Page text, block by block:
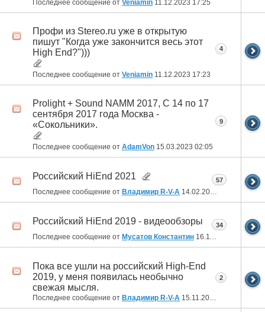
Последнее сообщение от Veniamin 11.12.2023 17:25
Профи из Stereo.ru уже в открытую
пишут "Когда уже закончится весь этот
High End?")))
Последнее сообщение от Veniamin 11.12.2023 17:23
4
Prolight + Sound NAMM 2017, С 14 по 17
сентября 2017 года Москва -
«Сокольники».
Последнее сообщение от AdamVon 15.03.2023 02:05
9
Российский HiEnd 2021
Последнее сообщение от Владимир R-V-A 14.02.2022
57
Российский HiEnd 2019 - видеообзоры
Последнее сообщение от Мусатов Константин 16.11.2020 18:34
34
Пока все ушли на российский High-End
2019, у меня появилась необычно
свежая мысля.
Последнее сообщение от Владимир R-V-A 15.11.2019
2